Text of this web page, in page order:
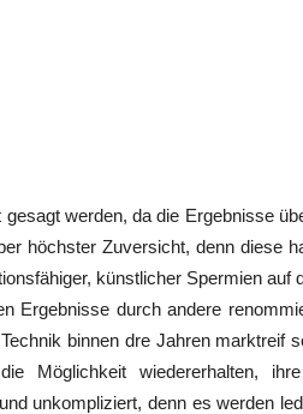
werden, da die Ergebnisse
höchster Zuversicht, denn diese
künstlicher Spermien auf
Ergebnisse durch andere
binnen dre Jahren marktreif
Möglichkeit wiedererhalten,
unkompliziert, denn es werden